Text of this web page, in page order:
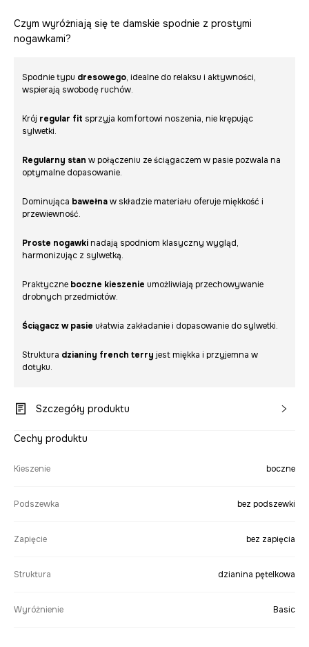
Czym wyróżniają się te damskie spodnie z prostymi
nogawkami?
Spodnie typu dresowego, idealne do relaksu i aktywności,
wspierają swobodę ruchów.
Krój regular fit sprzyja komfortowi noszenia, nie krępując
sylwetki.
Regularny stan w połączeniu ze ściągaczem w pasie pozwala na
optymalne dopasowanie.
Dominująca bawełnaw składzie materiału oferuje miękkość i
przewiewność.
Proste nogawki nadają spodniom klasyczny wygląd,
harmonizując z sylwetką.
Praktyczne boczne kieszenie umożliwiają przechowywanie
drobnych przedmiotów.
Ściągacz w pasie ułatwia zakładanie i dopasowanie do sylwetki.
Struktura dzianiny french terry jest miękka i przyjemna w
dotyku.
Szczegóły produktu
Cechy produktu
Kieszenie boczne
Podszewka bez podszewki
Zapięcie bez zapięcia
Struktura dzianina pętelkowa
Wyróżnienie Basic